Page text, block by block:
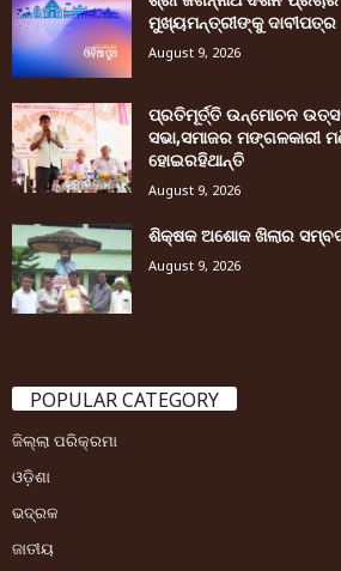
ମୁଖ୍ୟମନ୍ତ୍ରୀଙ୍କୁ ଦାବୀପତ୍ର
August 9, 2026
ପ୍ରତିମୂର୍ତ୍ତି ଉନ୍ମୋଚନ
ସଭା,ସମାଜର ମଙ୍ଗଳକାରୀ
ହୋଇରହିଥାନ୍ତି
August 9, 2026
ଶିକ୍ଷକ ଅଶୋକ ଖିଲାର
August 9, 2026
POPULAR CATEGORY
ଜିଲ୍ଲା ପରିକ୍ରମା
ଓଡ଼ିଶା
ଭଦ୍ରକ
ଜାତୀୟ